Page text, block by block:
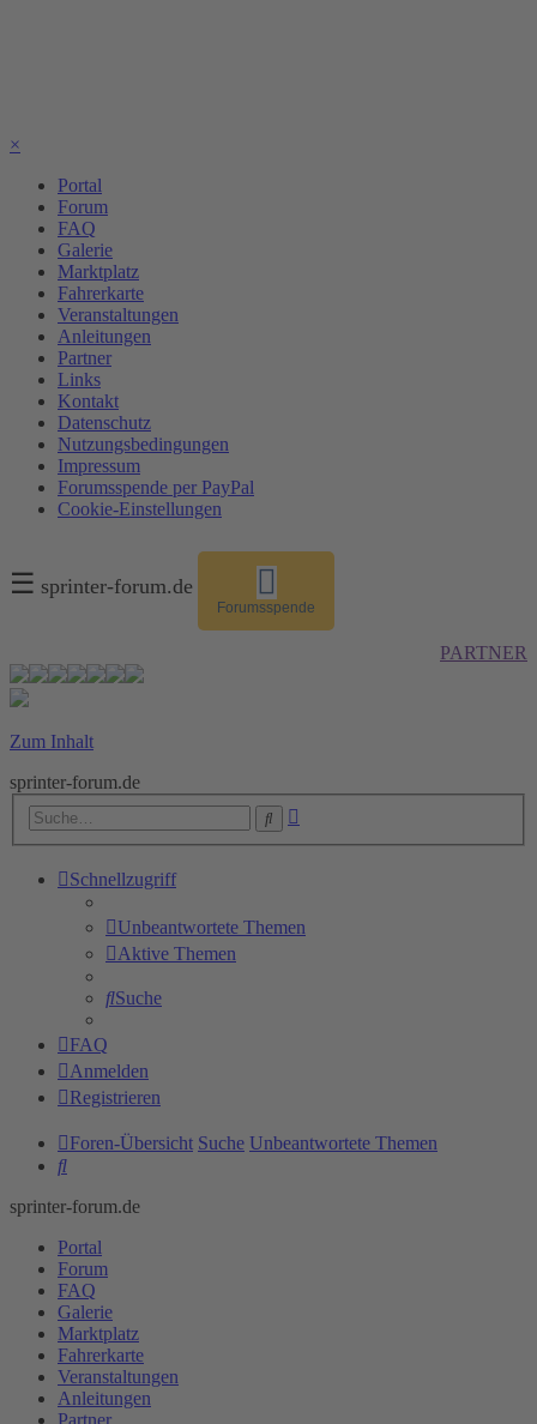
×
Portal
Forum
FAQ
Galerie
Marktplatz
Fahrerkarte
Veranstaltungen
Anleitungen
Partner
Links
Kontakt
Datenschutz
Nutzungsbedingungen
Impressum
Forumsspende per PayPal
Cookie-Einstellungen
☰ sprinter-forum.de
Forumsspende
PARTNER
Zum Inhalt
sprinter-forum.de
Suche
Schnellzugriff
Unbeantwortete Themen
Aktive Themen
Suche
FAQ
Anmelden
Registrieren
Foren-Übersicht Suche Unbeantwortete Themen
Suche
sprinter-forum.de
Portal
Forum
FAQ
Galerie
Marktplatz
Fahrerkarte
Veranstaltungen
Anleitungen
Partner